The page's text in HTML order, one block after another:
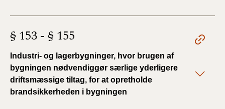
§ 153 - § 155
Industri- og lagerbygninger, hvor brugen af
bygningen nødvendiggør særlige yderligere
driftsmæssige tiltag, for at opretholde
brandsikkerheden i bygningen